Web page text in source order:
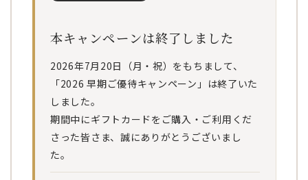
本キャンペーンは終了しました
2026年7月20日（月・祝）をもちまして、
「2026 早期ご優待キャンペーン」は終了いた
しました。
期間中にギフトカードをご購入・ご利用くだ
さった皆さま、誠にありがとうございまし
た。